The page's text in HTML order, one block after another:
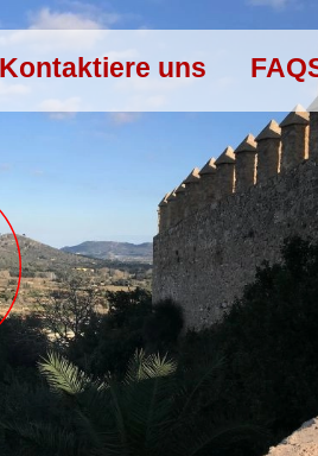
Kontaktiere uns